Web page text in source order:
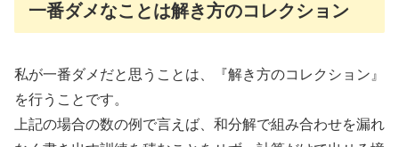
一番ダメなことは解き方のコレクション
私が一番ダメだと思うことは、『解き方のコレクション』
を行うことです。
上記の場合の数の例で言えば、和分解で組み合わせを漏れ